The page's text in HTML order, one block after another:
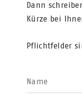
Dann
Kürze bei
Pflichtfelder
Name